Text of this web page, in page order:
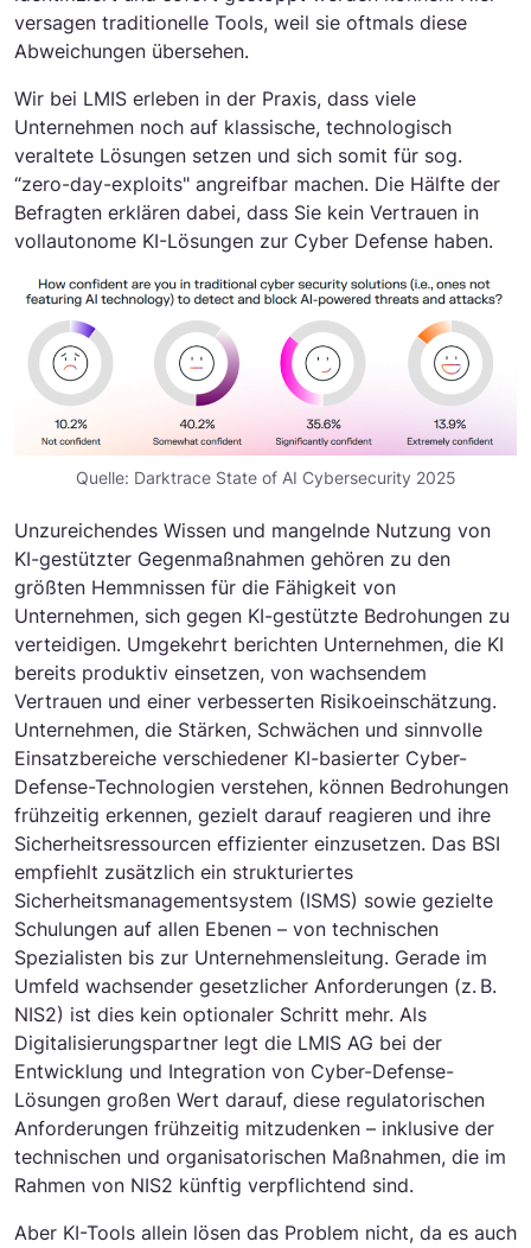
versagen traditionelle Tools, weil sie oftmals diese
Abweichungen übersehen.
Wir bei LMIS erleben in der Praxis, dass viele
Unternehmen noch auf klassische, technologisch
veraltete Lösungen setzen und sich somit für sog.
“zero-day-exploits" angreifbar machen. Die Hälfte der
Befragten erklären dabei, dass Sie kein Vertrauen in
vollautonome KI-Lösungen zur Cyber Defense haben.
Quelle: Darktrace State of AI Cybersecurity 2025
Unzureichendes Wissen und mangelnde Nutzung von
KI-gestützter Gegenmaßnahmen gehören zu den
größten Hemmnissen für die Fähigkeit von
Unternehmen, sich gegen KI-gestützte Bedrohungen zu
verteidigen. Umgekehrt berichten Unternehmen, die KI
bereits produktiv einsetzen, von wachsendem
Vertrauen und einer verbesserten Risikoeinschätzung.
Unternehmen, die Stärken, Schwächen und sinnvolle
Einsatzbereiche verschiedener KI-basierter Cyber-
Defense-Technologien verstehen, können Bedrohungen
frühzeitig erkennen, gezielt darauf reagieren und ihre
Sicherheitsressourcen effizienter einzusetzen. Das BSI
empfiehlt zusätzlich ein strukturiertes
Sicherheitsmanagementsystem (ISMS) sowie gezielte
Schulungen auf allen Ebenen – von technischen
Spezialisten bis zur Unternehmensleitung. Gerade im
Umfeld wachsender gesetzlicher Anforderungen (z. B.
NIS2) ist dies kein optionaler Schritt mehr. Als
Digitalisierungspartner legt die LMIS AG bei der
Entwicklung und Integration von Cyber-Defense-
Lösungen großen Wert darauf, diese regulatorischen
Anforderungen frühzeitig mitzudenken – inklusive der
technischen und organisatorischen Maßnahmen, die im
Rahmen von NIS2 künftig verpflichtend sind.
Aber KI-Tools allein lösen das Problem nicht, da es auch